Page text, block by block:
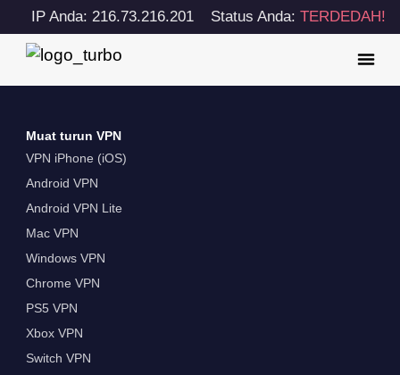
IP Anda: 216.73.216.201 Status Anda:TERDEDAH!
Muat turun VPN
VPN iPhone (iOS)
Android VPN
Android VPN Lite
Mac VPN
Windows VPN
Chrome VPN
PS5 VPN
Xbox VPN
Switch VPN